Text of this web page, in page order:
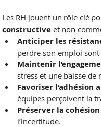
Les RH jouent un rôle clé
constructive et non
Anticiper les
perdre son emploi
Maintenir
stress et une baisse de
Favoriser l’adhésion
équipes perçoivent la
Préserver la
l’incertitude.